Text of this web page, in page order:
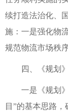
续打造法治化、
施：一是强化物
规范物流市场秩
四、《规划》
一是《规划》
目”的基本思路